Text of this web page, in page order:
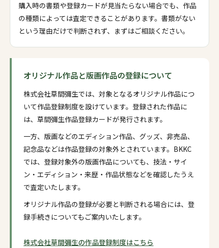
購入時の書類や登録カードが見当たらない場合でも、作品
の種類によっては査定できることがあります。書類がない
という理由だけで判断されず、まずはご相談ください。
オリジナル作品と版画作品の登録について
株式会社草間彌生では、対象となるオリジナル作品につ
いて作品登録制度を設けています。登録された作品に
は、草間彌生作品登録カードが発行されます。
一方、版画などのエディション作品、グッズ、非売品、
記念品などは作品登録の対象外とされています。BKKC
では、登録対象外の版画作品についても、技法・サイ
ン・エディション・来歴・作品状態などを確認したうえ
で査定いたします。
オリジナル作品の登録が必要と判断される場合には、登
録手続きについてもご案内いたします。
株式会社草間彌生の作品登録制度はこちら